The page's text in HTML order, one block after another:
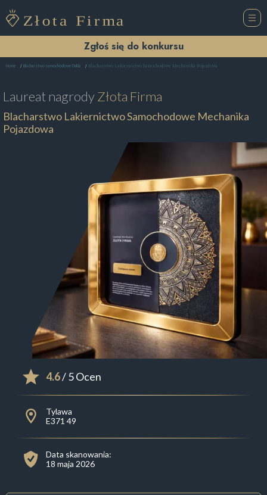
Zgłoś się do konkursu
Home Blacharstwo samochodowe Dukla Blacharstwo Lakiernictwo Samochodowe Mechanika Pojazdowa
Laureat nagrodyZłota Firma
Blacharstwo Lakiernictwo Samochodowe Mechanika
Pojazdowa
4.6/ 5 Ocen
Tylawa
E371 49
Data skanowania:
18 maja 2026